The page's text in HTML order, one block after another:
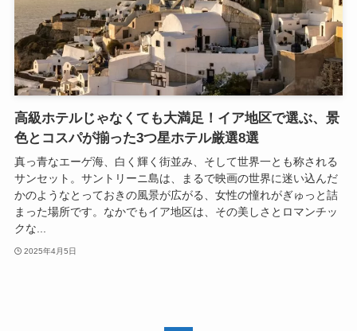
高級ホテルじゃなくても大満足！イア地区で選ぶ、景
色とコスパが揃った3つ星ホテル厳選8選
真っ青なエーゲ海、白く輝く街並み、そして世界一とも称される
サンセット。サントリーニ島は、まるで映画の世界に迷い込んだ
かのようなとっておきの風景が広がる、女性の憧れがぎゅっと詰
まった場所です。なかでもイア地区は、その美しさとロマンチッ
クな...
2025年4月5日